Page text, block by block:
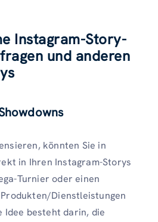
Instagram-Story-
und anderen
könnten Sie in
in Ihren Instagram-Storys
Turnier oder einen
Dienstleistungen
Idee besteht darin, die